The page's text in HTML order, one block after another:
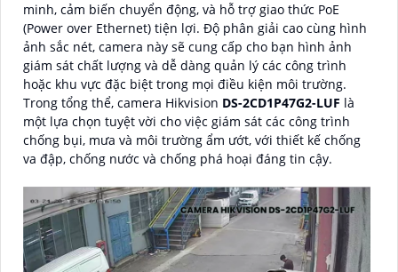
minh, cảm biến chuyển động, và hỗ trợ giao thức PoE
(Power over Ethernet) tiện lợi. Độ phân giải cao cùng hình
ảnh sắc nét, camera này sẽ cung cấp cho bạn hình ảnh
giám sát chất lượng và dễ dàng quản lý các công trình
hoặc khu vực đặc biệt trong mọi điều kiện môi trường.
Trong tổng thể, camera Hikvision DS-2CD1P47G2-LUF là
một lựa chọn tuyệt vời cho việc giám sát các công trình
chống bụi, mưa và môi trường ẩm ướt, với thiết kế chống
va đập, chống nước và chống phá hoại đáng tin cậy.